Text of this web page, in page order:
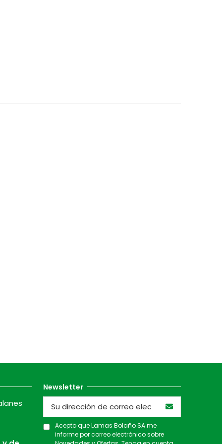
Newsletter
Acepto que Lamas Bolaño SA me
informe por correo electrónico sobre